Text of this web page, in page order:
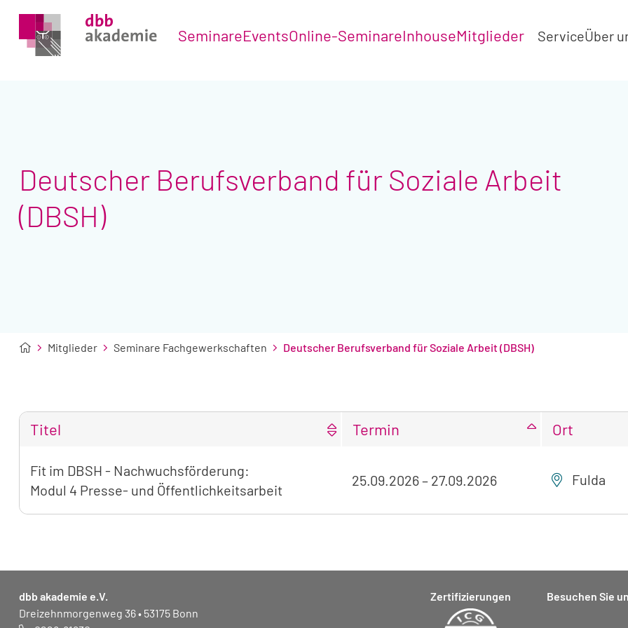
SeminareEventsOnline-SeminareInhouseMitglieder ServiceÜber
Deutscher Berufsverband für Soziale Arbeit
(DBSH)
Mitglieder Seminare Fachgewerkschaften Deutscher Berufsverband für Soziale Arbeit (DBSH)
Übersicht
der
gefundenen
Titel Termin Ort
Fit im DBSH - Nachwuchsförderung:
Modul 4 Presse- und Öffentlichkeitsarbeit
25.09.2026– 27.09.2026 Fulda
dbb akademie e.V.
Dreizehnmorgenweg 36 • 53175 Bonn
Zertifizierungen Besuchen Sie